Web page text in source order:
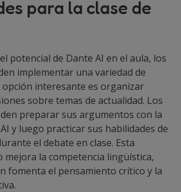
para la clase de
potencial de Dante AI en el aula, los
implementar una variedad de
opción interesante es organizar
sobre temas de actualidad. Los
preparar sus argumentos con la
y luego practicar sus habilidades de
el debate en clase. Esta
mejora la competencia lingüística,
fomenta el pensamiento crítico y la